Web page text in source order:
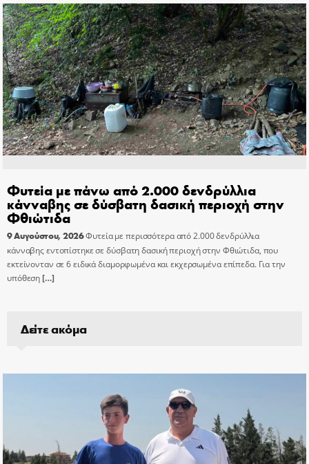
Φυτεία με πάνω από 2.000 δενδρύλλια
κάνναβης σε δύσβατη δασική περιοχή στην
Φθιώτιδα
9 Αυγούστου, 2026Φυτεία με περισσότερα από 2.000 δενδρύλλια
κάνναβης εντοπίστηκε σε δύσβατη δασική περιοχή στην Φθιώτιδα, που
εκτείνονταν σε 6 ειδικά διαμορφωμένα και εκχερσωμένα επίπεδα. Για την
υπόθεση[…]
Δείτε ακόμα